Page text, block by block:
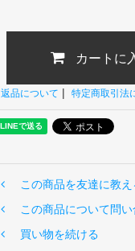
カートに
返品について | 特定商取引法
この商品を友達に教え
この商品について問
買い物を続ける